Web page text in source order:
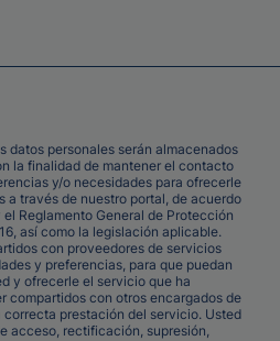
datos personales serán almacenados
la finalidad de mantener el contacto
y/o necesidades para ofrecerle
a través de nuestro portal, de acuerdo
Reglamento General de Protección
así como la legislación aplicable.
con proveedores de servicios
y preferencias, para que puedan
y ofrecerle el servicio que ha
compartidos con otros encargados de
prestación del servicio. Usted
acceso, rectificación, supresión,